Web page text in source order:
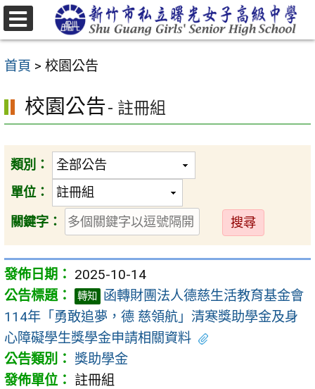
跳
至
要
容
首頁 > 校園公告
校園公告- 註冊組
類別：
單位：
關鍵字：
送
出
2025-10-14
轉知
函轉財團法人德慈生活教育基金會
114年「勇敢追夢，德 慈領航」清寒獎助學金及身
心障礙學生獎學金申請相關資料
獎助學金
註冊組
選
單